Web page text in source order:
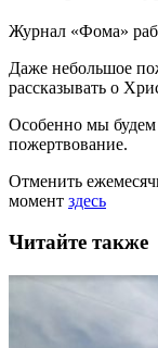
Журнал «Фома»
Даже небольшое
рассказывать о
Особенно мы будем
пожертвование.
Отменить
момент здесь
Читайте также